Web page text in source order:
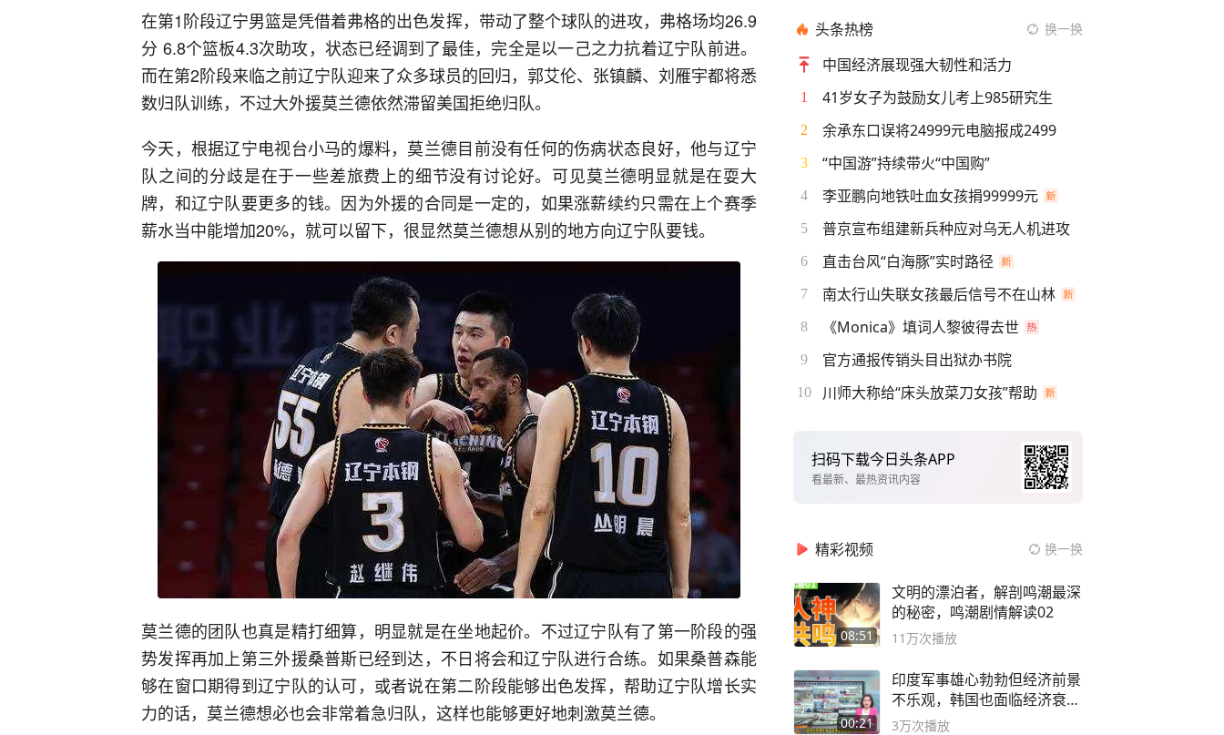
在第1阶段辽宁男篮是凭借着弗格的出色发挥，带动了整个球队的进攻，弗格场均26.9
分 6.8个篮板4.3次助攻，状态已经调到了最佳，完全是以一己之力抗着辽宁队前进。
而在第2阶段来临之前辽宁队迎来了众多球员的回归，郭艾伦、张镇麟、刘雁宇都将悉
数归队训练，不过大外援莫兰德依然滞留美国拒绝归队。
今天，根据辽宁电视台小马的爆料，莫兰德目前没有任何的伤病状态良好，他与辽宁
队之间的分歧是在于一些差旅费上的细节没有讨论好。可见莫兰德明显就是在耍大
牌，和辽宁队要更多的钱。因为外援的合同是一定的，如果涨薪续约只需在上个赛季
薪水当中能增加20%，就可以留下，很显然莫兰德想从别的地方向辽宁队要钱。
莫兰德的团队也真是精打细算，明显就是在坐地起价。不过辽宁队有了第一阶段的强
势发挥再加上第三外援桑普斯已经到达，不日将会和辽宁队进行合练。如果桑普森能
够在窗口期得到辽宁队的认可，或者说在第二阶段能够出色发挥，帮助辽宁队增长实
力的话，莫兰德想必也会非常着急归队，这样也能够更好地刺激莫兰德。
头条热榜 换一换
中国经济展现强大韧性和活力
1 41岁女子为鼓励女儿考上985研究生
2 余承东口误将24999元电脑报成2499
3 “中国游”持续带火“中国购”
4 李亚鹏向地铁吐血女孩捐99999元
5 普京宣布组建新兵种应对乌无人机进攻
6 直击台风“白海豚”实时路径
7 南太行山失联女孩最后信号不在山林
8 《Monica》填词人黎彼得去世
9 官方通报传销头目出狱办书院
10 川师大称给“床头放菜刀女孩”帮助
扫码下载今日头条APP
看最新、最热资讯内容
精彩视频 换一换
08:51
文明的漂泊者，解剖鸣潮最深
的秘密，鸣潮剧情解读02
11万次播放
00:21
印度军事雄心勃勃但经济前景
不乐观，韩国也面临经济衰退
风险
3万次播放